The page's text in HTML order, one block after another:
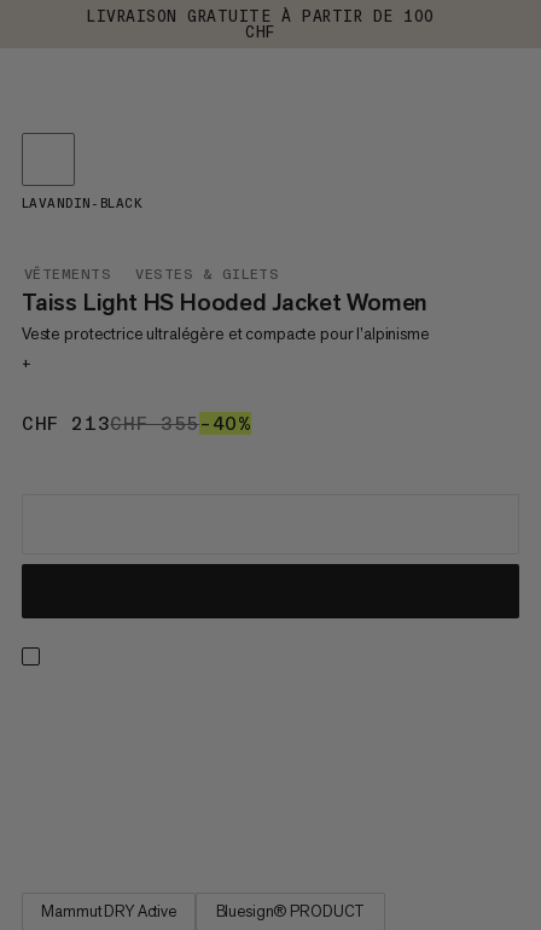
LIVRAISON GRATUITE À PARTIR DE 100
CHF
VÊTEMENTS VESTES & GILETS
Taiss Light HS Hooded Jacket Women
Veste protectrice ultralégère et compacte pour l’alpinisme
+
CHF 213CHF 213
CHF 355CHF 355
–40%
LAVANDIN-BLACK
Mammut DRY Active
Bluesign® PRODUCT